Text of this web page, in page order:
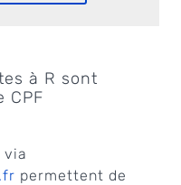
à R sont
CPF
via
permettent de